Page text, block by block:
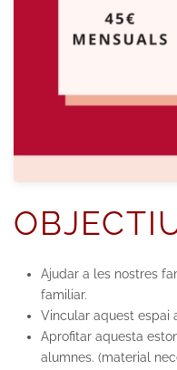
Ajudar a les nostres
familiar.
Vincular aquest espai
Aprofitar aquesta
alumnes. (material